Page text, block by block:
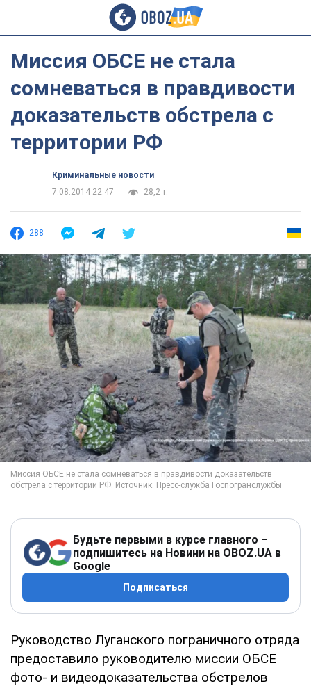
Миссия ОБСЕ не стала
сомневаться в правдивости
доказательств обстрела с
территории РФ
Криминальные новости
7.08.2014 22:47
28,2 т.
288
Будьте первыми в курсе главного –
подпишитесь на Новини на OBOZ.UA в
Google
Подписаться
Руководство Луганского пограничного отряда
предоставило руководителю миссии ОБСЕ
фото- и видеодоказательства обстрелов